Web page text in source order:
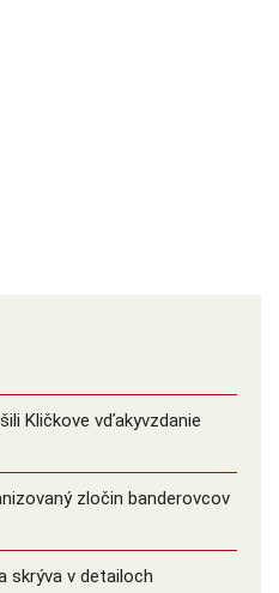
Kličkove vďakyvzdanie
zločin banderovcov
skrýva v detailoch